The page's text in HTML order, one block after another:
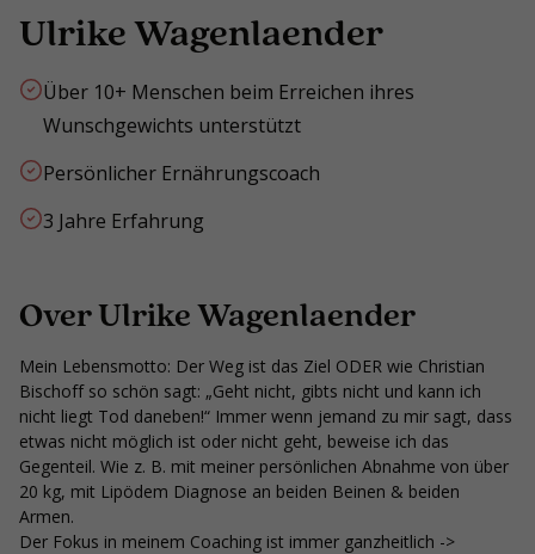
Ulrike Wagenlaender
Über 10+ Menschen beim Erreichen ihres
Wunschgewichts unterstützt
Persönlicher Ernährungscoach
3 Jahre Erfahrung
Over Ulrike Wagenlaender
Mein Lebensmotto: Der Weg ist das Ziel ODER wie Christian
Bischoff so schön sagt: „Geht nicht, gibts nicht und kann ich
nicht liegt Tod daneben!“ Immer wenn jemand zu mir sagt, dass
etwas nicht möglich ist oder nicht geht, beweise ich das
Gegenteil. Wie z. B. mit meiner persönlichen Abnahme von über
20 kg, mit Lipödem Diagnose an beiden Beinen & beiden
Armen.
Der Fokus in meinem Coaching ist immer ganzheitlich ->